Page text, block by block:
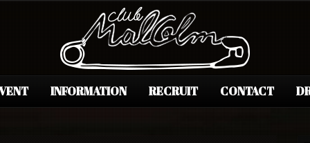
INFORMATION RECRUIT CONTACT